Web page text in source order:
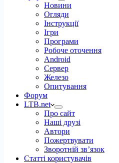
Новини
Огляди
Інструкції
Ігри
Програми
Робоче оточення
Android
Сервер
Железо
Опитування
Форум
LTB.net
Про сайт
Наші друзі
Автори
Пожертвувати
Зворотній зв’язок
Статті користувачів